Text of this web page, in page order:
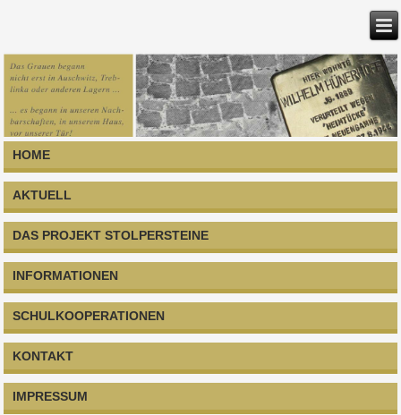
HOME
AKTUELL
DAS PROJEKT STOLPERSTEINE
INFORMATIONEN
SCHULKOOPERATIONEN
KONTAKT
IMPRESSUM